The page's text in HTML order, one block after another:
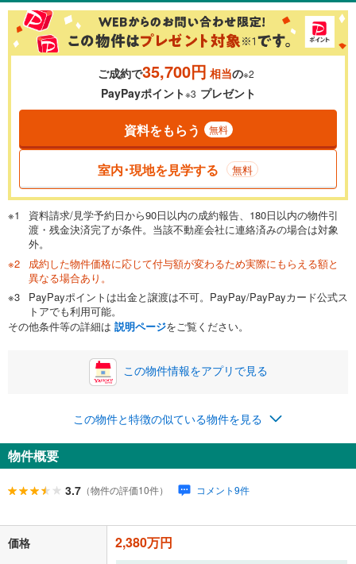
金利 ％
0.01%
一般的には最長35年まで借り入れ可能です。多くの金融機関
が完済時の年齢は80歳までを条件としています。
閉じる
頭金 万円
0万円 2,380万円
自己資金から住宅購入にかけられる金額を入力してくださ
い。一般的には物件価格の2割までが目安です。
閉じる
ボーナス
万円
0円
ナス時の増額分（1回分）を入力してください。
ボーナス払いの限度額は金融機関によって異なります。
閉じる
月々の返済額
ローン返済額 61,781円（頭金比率 % ）
「金利」については、ご利用を予定されている金融機関等にご確認の
ご成約で35,700円 相当の※2
PayPayポイント※3 プレゼント
資料をもらう 無料
室内･現地を見学する 無料
資料請求/見学予約日から90日以内の成約報告、180日以内の物件引
渡・残金決済完了が条件。当該不動産会社に連絡済みの場合は対象
外。
成約した物件価格に応じて付与額が変わるため実際にもらえる額と
異なる場合あり。
PayPayポイントは出金と譲渡は不可。PayPay/PayPayカード公式ス
トアでも利用可能。
その他条件等の詳細は 説明ページをご覧ください。
この物件情報をアプリで見る
この物件と特徴の似ている物件を見る
物件概要
3.7 （物件の評価10件） コメント9件
価格 2,380万円